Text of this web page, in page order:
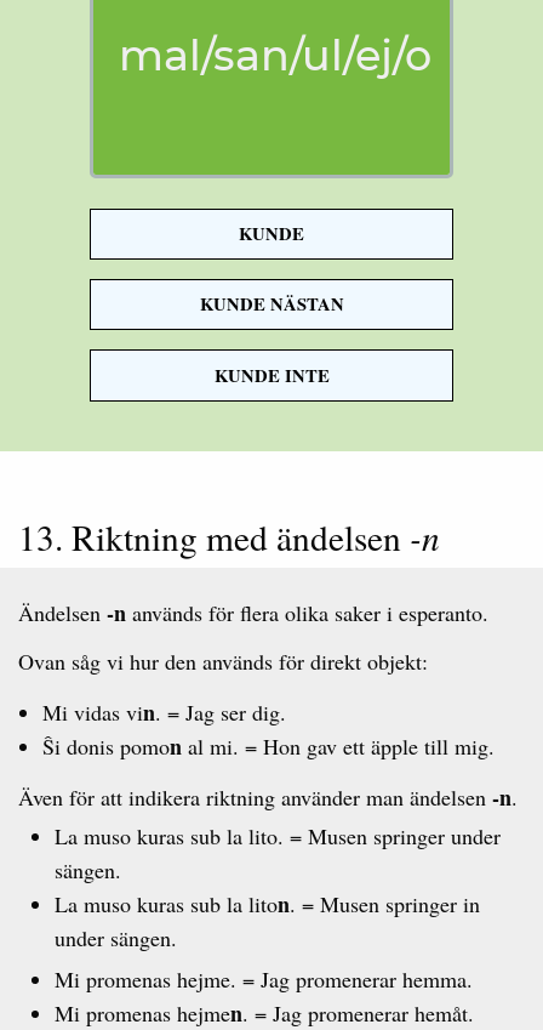
mal/san/ul/ej/o
sjukhus
KUNDE
KUNDE NÄSTAN
KUNDE INTE
13. Riktning med ändelsen -n
Ändelsen -n används för flera olika saker i esperanto.
Ovan såg vi hur den används för direkt objekt:
Mi vidas vin. = Jag ser dig.
Ŝi donis pomon al mi. = Hon gav ett äpple till mig.
Även för att indikera riktning använder man ändelsen -n.
La muso kuras sub la lito. = Musen springer under
sängen.
La muso kuras sub la liton. = Musen springer in
under sängen.
Mi promenas hejme. = Jag promenerar hemma.
Mi promenas hejmen. = Jag promenerar hemåt.